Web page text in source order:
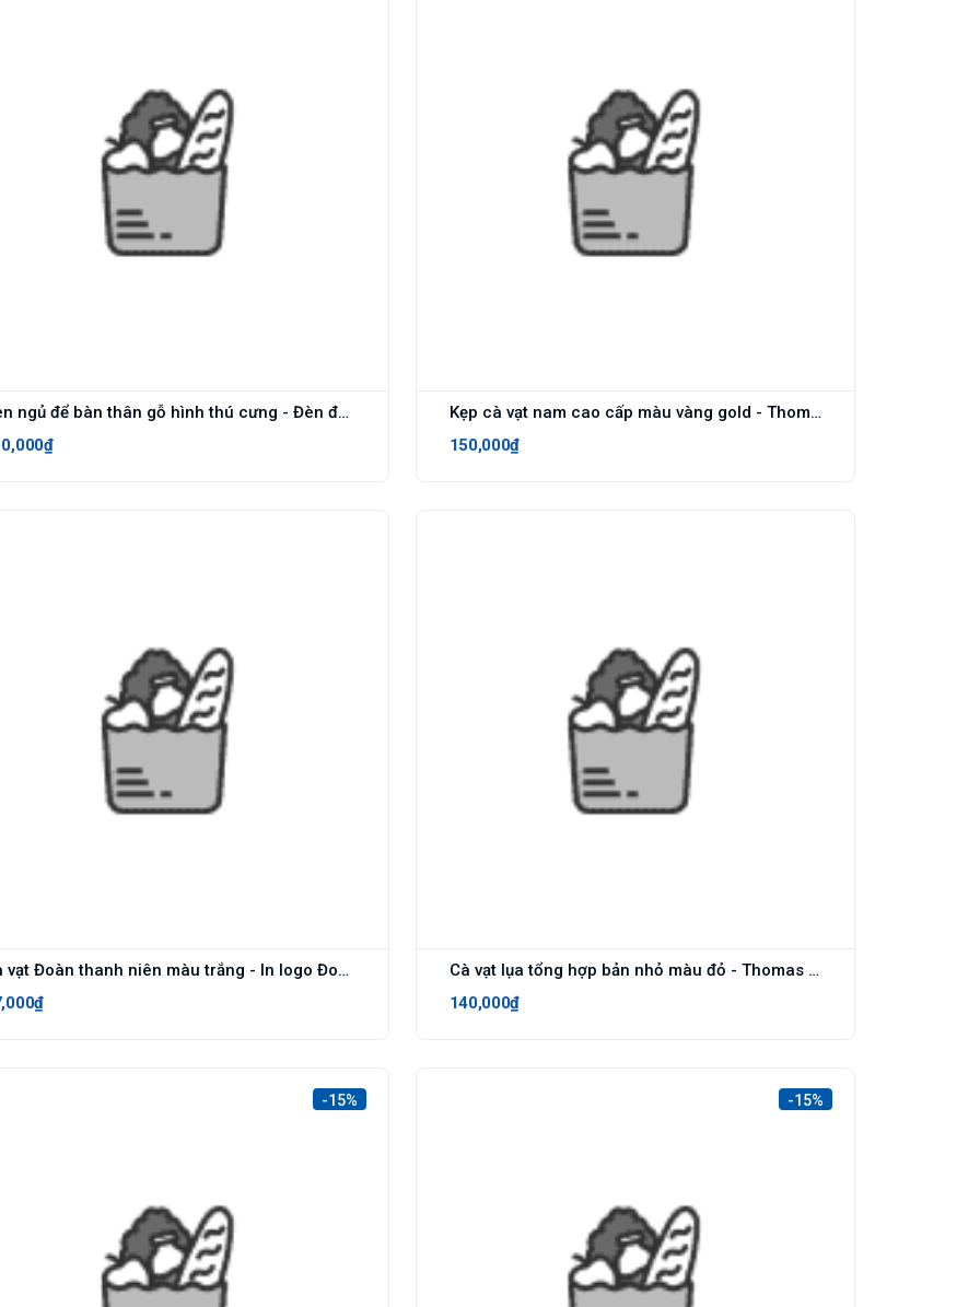
Đèn ngủ để bàn thân gỗ hình thú cưng - Đèn để bàn trang trí vintage đầu cắm USB - DN01
Kẹp cà vạt nam cao cấp màu vàng gold - Thomas Nguyen - KCVVT011
150,000₫
Cà vạt Đoàn thanh niên màu trắng - In logo Đoàn thanh niên - Thomas Nguyen
Cà vạt lụa tổng hợp bản nhỏ màu đỏ - Thomas Nguyen - CD6DOT001
140,000₫
-15% -15%